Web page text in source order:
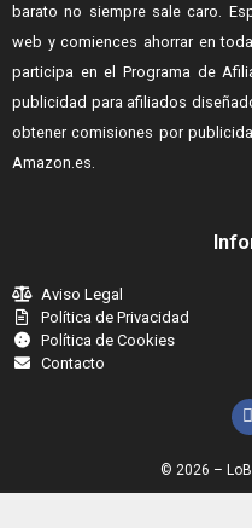
barato no siempre sale caro.
web y comiences ahorrar en
participa en el Programa de
publicidad para afiliados
obtener comisiones por
Amazon.es.
Aviso Legal
Política de Privacidad
Política de Cookies
Contacto
© 2026 –